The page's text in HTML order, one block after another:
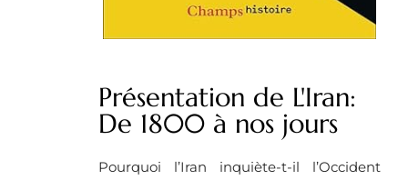
Présentation de L'Iran:
De 1800 à nos jours
Pourquoi l’Iran inquiète-t-il l’Occident